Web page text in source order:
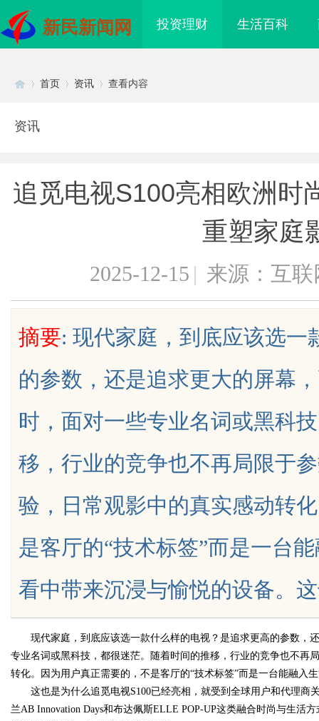
新民新闻网 投资理财 生活百科
uz
Bo
首页 资讯 查看内容
资讯
追觅电视S100亮相欧洲时
重塑家庭
2025-12-15 | 来源：互联
摘要: 现代家庭，到底应该选一
的参数，还是追求更大的屏幕
时，面对一些专业名词或黑科
移，行业的竞争也不再局限于
验，日常观影中的真实感动转
是客厅的“技术标签”而是一台
看中带来沉浸与愉悦的设备。
现代家庭，到底应该选一款什么样的电视？是追求更高的参数，
专业名词或黑科技，都很迷茫。随着时间的推移，行业的竞争也不再
转化。因为用户真正需要的，不是客厅的“技术标签”而是一台能融入
这也是为什么追觅电视S100已经亮相，就受到全球用户和代理商
兰AB Innovation Days和布达佩斯ELLE POP-UP这类融合时尚与生活